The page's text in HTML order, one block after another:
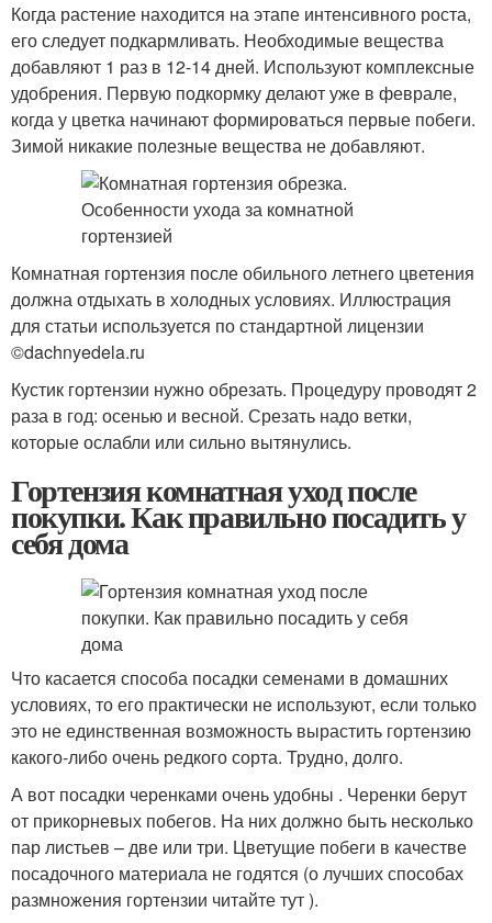
Когда растение находится на этапе интенсивного роста,
его следует подкармливать. Необходимые вещества
добавляют 1 раз в 12-14 дней. Используют комплексные
удобрения. Первую подкормку делают уже в феврале,
когда у цветка начинают формироваться первые побеги.
Зимой никакие полезные вещества не добавляют.
Комнатная гортензия после обильного летнего цветения
должна отдыхать в холодных условиях. Иллюстрация
для статьи используется по стандартной лицензии
©dachnyedela.ru
Кустик гортензии нужно обрезать. Процедуру проводят 2
раза в год: осенью и весной. Срезать надо ветки,
которые ослабли или сильно вытянулись.
Гортензия комнатная уход после
покупки. Как правильно посадить у
себя дома
Что касается способа посадки семенами в домашних
условиях, то его практически не используют, если только
это не единственная возможность вырастить гортензию
какого-либо очень редкого сорта. Трудно, долго.
А вот посадки черенками очень удобны . Черенки берут
от прикорневых побегов. На них должно быть несколько
пар листьев – две или три. Цветущие побеги в качестве
посадочного материала не годятся (о лучших способах
размножения гортензии читайте тут ).